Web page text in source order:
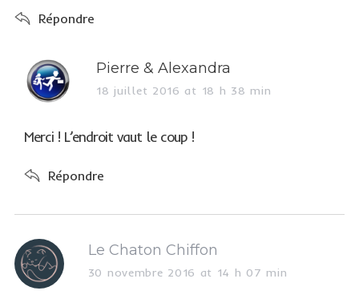
Répondre
s
a
s
Pierre & Alexandra
18 juillet 2016 at 18 h 38 min
Merci ! L’endroit vaut le coup !
Répondre
s
a
Le Chaton Chiffon
30 novembre 2016 at 14 h 07 min